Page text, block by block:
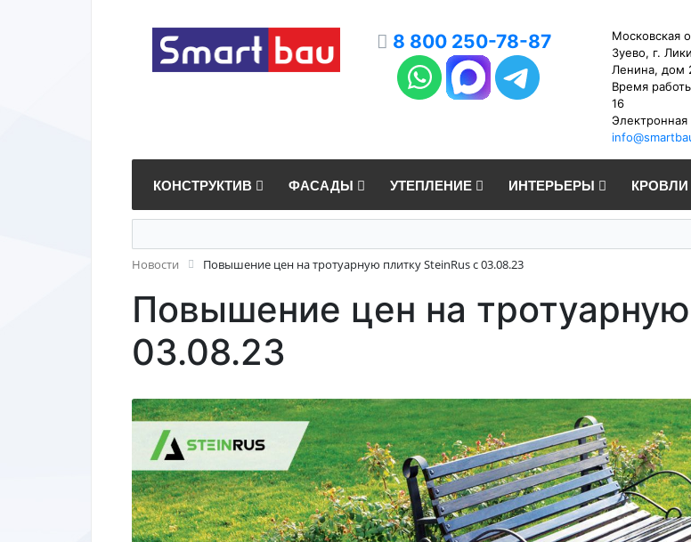
8 800 250-78-87
Московская
Зуево, г.
Ленина, дом
Время
16
Электронная
КОНСТРУКТИВ ФАСАДЫ УТЕПЛЕНИЕ ИНТЕРЬЕРЫ КРОВЛИ
Новости Повышение цен на тротуарную плитку SteinRus с 03.08.23
Повышение цен на
03.08.23